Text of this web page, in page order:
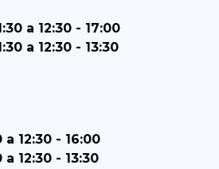
a 12:30 - 17:00
a 12:30 - 13:30
a 12:30 - 16:00
a 12:30 - 13:30